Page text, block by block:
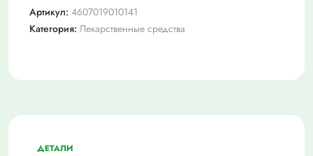
№60
табл
Артикул: 4607019010141
Категория: Лекарственные средства
ДЕТАЛИ